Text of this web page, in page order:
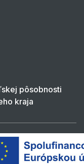
pôsobnosti
kraja